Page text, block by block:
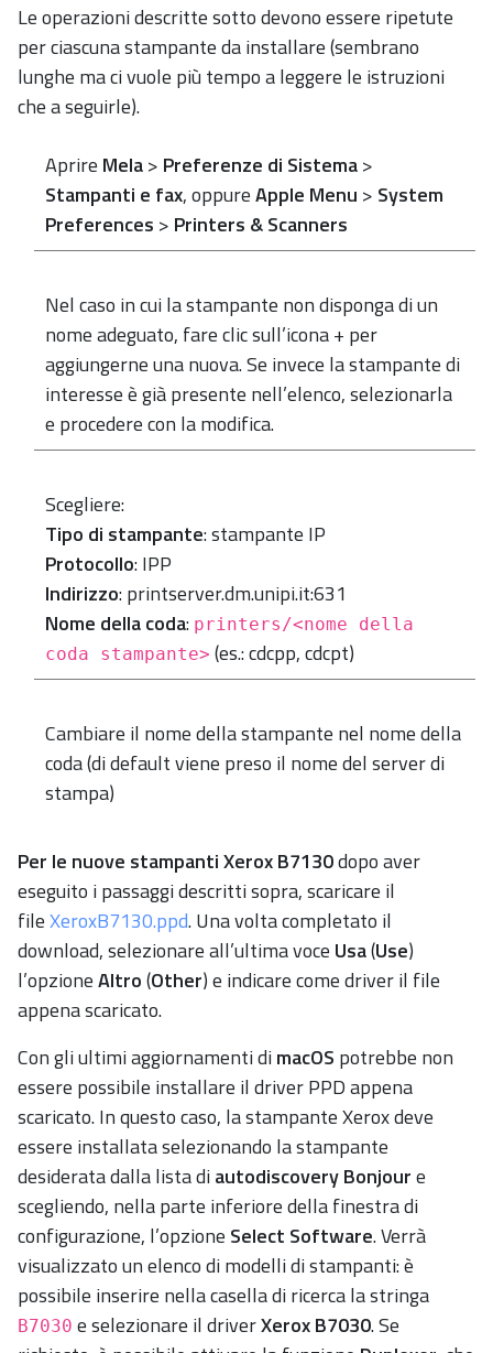
Le operazioni descritte sotto devono essere ripetute
per ciascuna stampante da installare (sembrano
lunghe ma ci vuole più tempo a leggere le istruzioni
che a seguirle).
Aprire Mela> Preferenze di Sistema>
Stampanti e fax, oppureApple Menu > System
Preferences > Printers & Scanners
Nel caso in cui la stampante non disponga di un
nome adeguato, fare clic sull’icona + per
aggiungerne una nuova. Se invece la stampante di
interesse è già presente nell’elenco, selezionarla
e procedere con la modifica.
Scegliere:
Tipo di stampante: stampante IP
Protocollo: IPP
Indirizzo: printserver.dm.unipi.it:631
Nome della coda: printers/<nome della
coda stampante> (es.: cdcpp, cdcpt)
Cambiare il nome della stampante nel nome della
coda (di default viene preso il nome del server di
stampa)
Per le nuove stampanti Xerox B7130dopo aver
eseguito i passaggi descritti sopra, scaricare il
fileXeroxB7130.ppd. Una volta completato il
download, selezionare all’ultima voce Usa(Use)
l’opzioneAltro(Other) e indicare come driver il file
appena scaricato.
Con gli ultimi aggiornamenti dimacOS potrebbe non
essere possibile installare il driver PPD appena
scaricato. In questo caso, la stampante Xerox deve
essere installata selezionando la stampante
desiderata dalla lista diautodiscovery Bonjoure
scegliendo, nella parte inferiore della finestra di
configurazione, l’opzione Select Software. Verrà
visualizzato un elenco di modelli di stampanti: è
possibile inserire nella casella di ricerca la stringa
B7030 e selezionare il driverXerox B7030. Se